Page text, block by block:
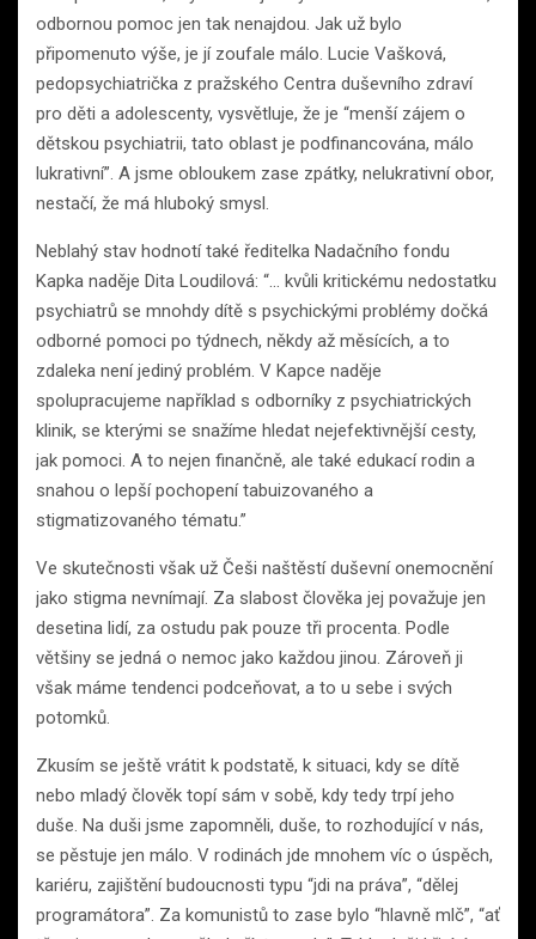
odbornou pomoc jen tak nenajdou. Jak už bylo
připomenuto výše, je jí zoufale málo. Lucie Vašková,
pedopsychiatrička z pražského Centra duševního zdraví
pro děti a adolescenty, vysvětluje, že je “menší zájem o
dětskou psychiatrii, tato oblast je podfinancována, málo
lukrativní”. A jsme obloukem zase zpátky, nelukrativní obor,
nestačí, že má hluboký smysl.
Neblahý stav hodnotí také ředitelka Nadačního fondu
Kapka naděje Dita Loudilová: “… kvůli kritickému nedostatku
psychiatrů se mnohdy dítě s psychickými problémy dočká
odborné pomoci po týdnech, někdy až měsících, a to
zdaleka není jediný problém. V Kapce naděje
spolupracujeme například s odborníky z psychiatrických
klinik, se kterými se snažíme hledat nejefektivnější cesty,
jak pomoci. A to nejen finančně, ale také edukací rodin a
snahou o lepší pochopení tabuizovaného a
stigmatizovaného tématu.”
Ve skutečnosti však už Češi naštěstí duševní onemocnění
jako stigma nevnímají. Za slabost člověka jej považuje jen
desetina lidí, za ostudu pak pouze tři procenta. Podle
většiny se jedná o nemoc jako každou jinou. Zároveň ji
však máme tendenci podceňovat, a to u sebe i svých
potomků.
Zkusím se ještě vrátit k podstatě, k situaci, kdy se dítě
nebo mladý člověk topí sám v sobě, kdy tedy trpí jeho
duše. Na duši jsme zapomněli, duše, to rozhodující v nás,
se pěstuje jen málo. V rodinách jde mnohem víc o úspěch,
kariéru, zajištění budoucnosti typu “jdi na práva”, “dělej
programátora”. Za komunistů to zase bylo “hlavně mlč”, “ať